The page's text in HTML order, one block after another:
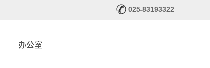
025-83193322
办公室